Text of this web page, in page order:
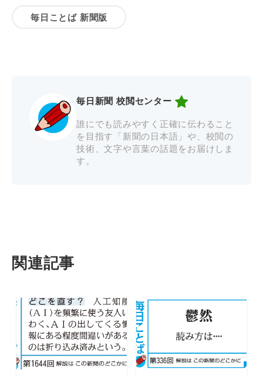
毎日ことば 新聞版
毎日新聞 校閲センター
誰にでも読みやすく正確に伝わること
を目指す「新聞の日本語」や、校閲の
技術、文字や言葉の話題をお届けしま
す。
関連記事